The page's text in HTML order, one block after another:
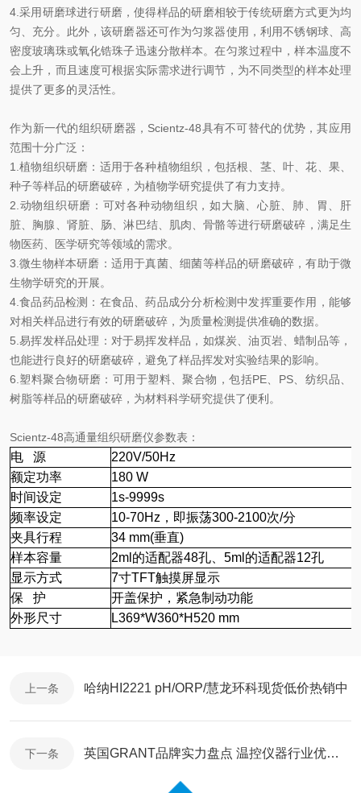
4.采用研磨球进行研磨，使得样品的研磨相较于传统研磨方式更为均
匀、充分。此外，该研磨器还可作为匀浆器使用，利用不锈钢球、高
密度玻璃珠或氧化锆珠子迅速分散样本。在匀浆过程中，样本温度不
会上升，而且速度可根据实际需求进行调节，为不同类型的样本处理
提供了更多的灵活性。
作为新一代的组织研磨器，Scientz-48具有不可替代的优势，其应用
范围十分广泛：
1.植物组织研磨：适用于各种植物组织，包括根、茎、叶、花、果、
种子等样品的研磨破碎，为植物学研究提供了有力支持。
2.动物组织研磨：可对各种动物组织，如大脑、心脏、肺、胃、肝
脏、胸腺、肾脏、肠、淋巴结、肌肉、骨骼等进行研磨破碎，满足生
物医药、医学研究等领域的需求。
3.微生物样本研磨：适用于真菌、细菌等样品的研磨破碎，有助于微
生物学研究的开展。
4.食品药品检测：在食品、药品成分分析检测中发挥重要作用，能够
对相关样品进行有效的研磨破碎，为质量检测提供准确的数据。
5.易挥发样品处理：对于易挥发样品，如煤炭、油页岩、蜡制品等，
也能进行良好的研磨破碎，避免了样品挥发对实验结果的影响。
6.塑料聚合物研磨：可用于塑料、聚合物，包括PE、PS、纺织品、
树脂等样品的研磨破碎，为材料科学研究提供了便利。
Scientz-48高通量组织研磨仪参数表：
电 源
220V/50Hz
额定功率
180 W
时间设定
1s-9999s
频率设定
10-70Hz，即振荡300-2100次/分
夹具行程
34 mm(垂直)
样本容量
2ml的适配器48孔、5ml的适配器12孔
显示方式
7寸TFT触摸屏显示
保
护
开盖保护，紧急制动功能
外形尺寸
L369*W360*H520 mm
上一条 哈纳HI2221 pH/ORP/慧龙环科现货低价热销中
下一条 英国GRANT品牌实力盘点 温控仪器行业优质选择